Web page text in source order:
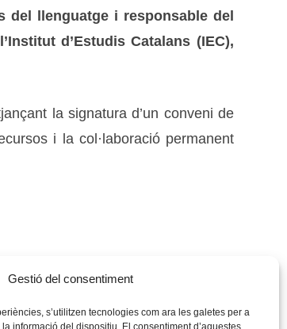
Gestió del consentiment
s’utilitzen tecnologies com ara les galetes per a
informació del dispositiu. El consentiment d’aquestes
del llenguatge i responsable del
d’Estudis Catalans (IEC),
la signatura d’un conveni de
i la col·laboració permanent